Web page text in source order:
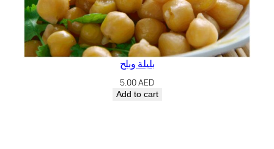
بليلة وبلح
5.00AED
Add to cart